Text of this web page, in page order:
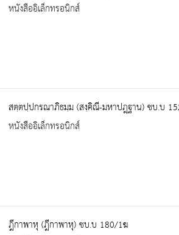
หนังสืออิเล็กทรอนิกส์
สตฺตปฺปกรณาภิธมฺม (สงฺคิณี-มหาปฎฺฐาน) ชบ.บ
หนังสืออิเล็กทรอนิกส์
ฎีกาพาหุ (ฎีกาพาหุ) ชบ.บ 180/1ฆ